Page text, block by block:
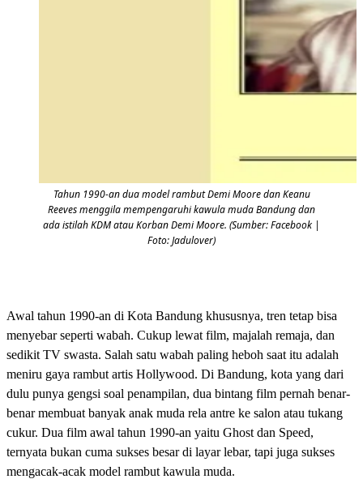
Tahun 1990-an dua model rambut Demi Moore dan Keanu
Reeves menggila mempengaruhi kawula muda Bandung dan
ada istilah KDM atau Korban Demi Moore. (Sumber: Facebook |
Foto: Jadulover)
Awal tahun 1990-an di Kota Bandung khususnya, tren tetap bisa
menyebar seperti wabah. Cukup lewat film, majalah remaja, dan
sedikit TV swasta. Salah satu wabah paling heboh saat itu adalah
meniru gaya rambut artis Hollywood. Di Bandung, kota yang dari
dulu punya gengsi soal penampilan, dua bintang film pernah benar-
benar membuat banyak anak muda rela antre ke salon atau tukang
cukur. Dua film awal tahun 1990-an yaitu Ghost dan Speed,
ternyata bukan cuma sukses besar di layar lebar, tapi juga sukses
mengacak-acak model rambut kawula muda.